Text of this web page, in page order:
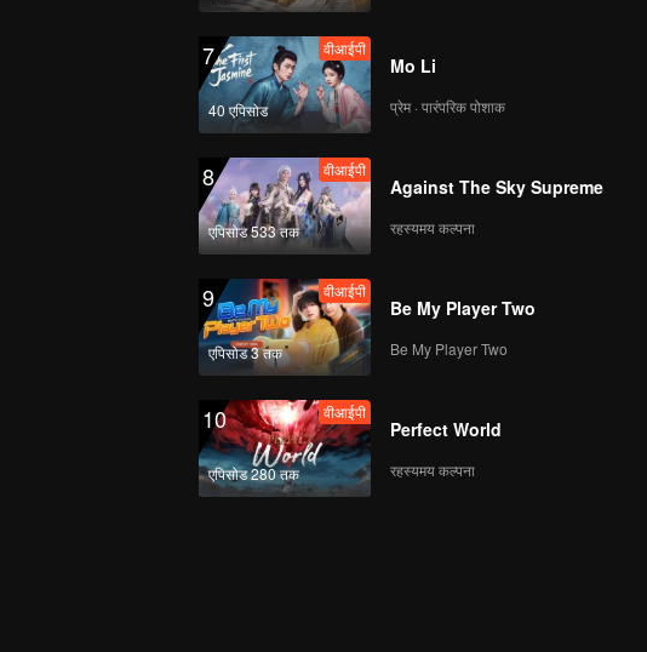
7
40 एपिसोड
वीआईपी
Mo Li
प्रेम · पारंपरिक पोशाक
8
एपिसोड 533 तक
वीआईपी
Against The Sky Supreme
रहस्यमय कल्पना
9
एपिसोड 3 तक
वीआईपी
Be My Player Two
Be My Player Two
10
एपिसोड 280 तक
वीआईपी
Perfect World
रहस्यमय कल्पना